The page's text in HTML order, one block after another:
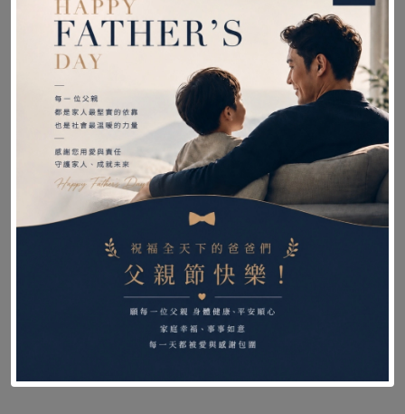
商品名稱：防漏中單
尺寸：90x76cm。所有尺寸：±5﹪。
商品材質：
-第一層：防霉、抗菌、抑臭處理
-第二層：聚酯棉
-第三層：尼龍防水布
商品內容：防漏中單
【商品保固】
商品保固年限 : 此商品屬於耗材不列入保固範圍
本館保障所提供的商品皆為全新品，原廠公司貨，